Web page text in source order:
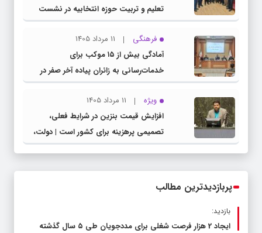
تعلیم و تربیت حوزه انتخابیه در نشست
مشترک عضو کمیسیون آموزش مجلس با
مدیرکل آموزش و پرورش خراسان رضوی
فرهنگی
11 مرداد 1405
آمادگی بیش از ۱۵ موکب برای
خدمات‌رسانی به زائران پیاده آخر صفر در
شهرستان چناران
ویژه
11 مرداد 1405
افزایش قیمت بنزین در شرایط فعلی،
تصمیمی پرهزینه برای کشور است | دولت،
قاچاق سوخت و عوامل اصلی ناترازی را
پربازدیدترین مطالب
بازدید:
ایجاد 2 هزار فرصت شغلی برای مددجویان طی ۵ سال گذشته